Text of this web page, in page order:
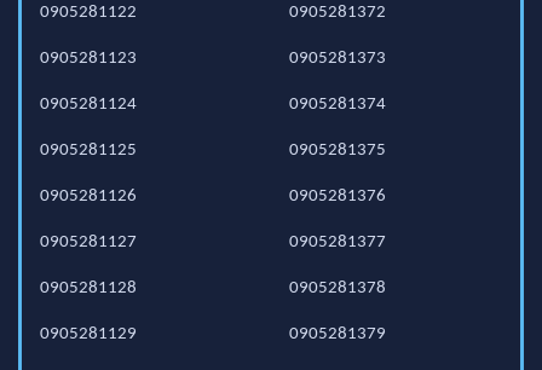
0905281122
0905281123
0905281124
0905281125
0905281126
0905281127
0905281128
0905281129
0905281372
0905281373
0905281374
0905281375
0905281376
0905281377
0905281378
0905281379